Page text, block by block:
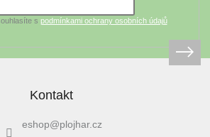
s podmínkami ochrany osobních údajů
Kontakt
eshop@plojhar.cz